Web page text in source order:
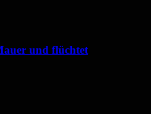
und flüchtet